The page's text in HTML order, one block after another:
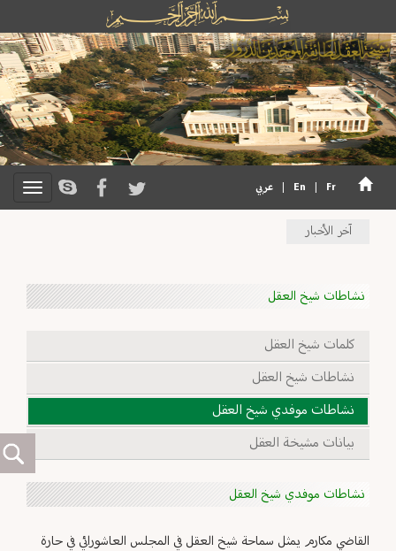
En Fr عربي
آخر الأخبار
نشاطات شيخ العقل
كلمات شيخ العقل
نشاطات شيخ العقل
نشاطات موفدي شيخ العقل
بيانات مشيخة العقل
نشاطات موفدي شيخ العقل
القاضي مكارم يمثل سماحة شيخ العقل في المجلس العاشورائي في حارة